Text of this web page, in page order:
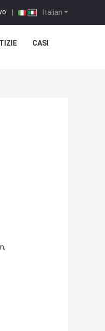
Italian
|
CASI